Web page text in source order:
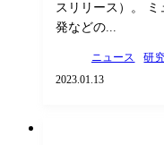
スリリース）。
発などの...
ニュース
研
2023.01.13